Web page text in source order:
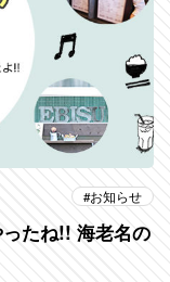
お知らせ
たね!! 海老名の